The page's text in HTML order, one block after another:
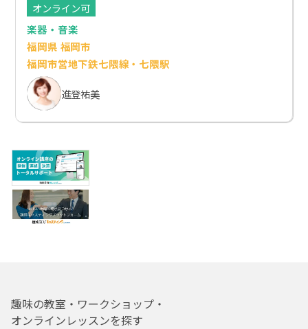
オンライン可
楽器・音楽
福岡県 福岡市
福岡市営地下鉄七隈線・七隈駅
進登祐美
趣味の教室・ワークショップ・
オンラインレッスンを探す